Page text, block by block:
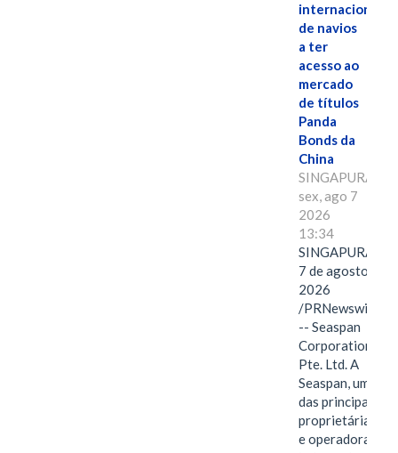
internacional
de navios
a ter
acesso ao
mercado
de títulos
Panda
Bonds da
China
SINGAPURA,
sex, ago 7
2026
13:34
SINGAPURA,
7 de agosto de
2026
/PRNewswire/
-- Seaspan
Corporation
Pte. Ltd. A
Seaspan, uma
das principais
proprietárias
e operadoras